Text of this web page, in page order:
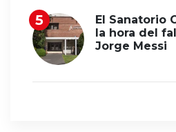
El Sanatorio
la hora del
Jorge Messi